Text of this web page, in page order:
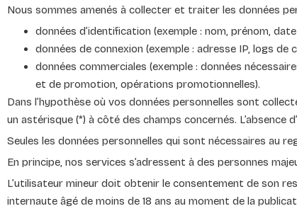
Nous sommes amenés à collecter et traiter les données
données d’identification (exemple : nom, prénom,
données de connexion (exemple : adresse IP, logs de
données commerciales (exemple : données
et de promotion, opérations promotionnelles).
Dans l’hypothèse où vos données personnelles sont
un astérisque (*) à côté des champs concernés.
Seules les données personnelles qui sont nécessaires au
En principe, nos services s’adressent à des personnes
L’utilisateur mineur doit obtenir le consentement de son
internaute âgé de moins de 18 ans au moment de la